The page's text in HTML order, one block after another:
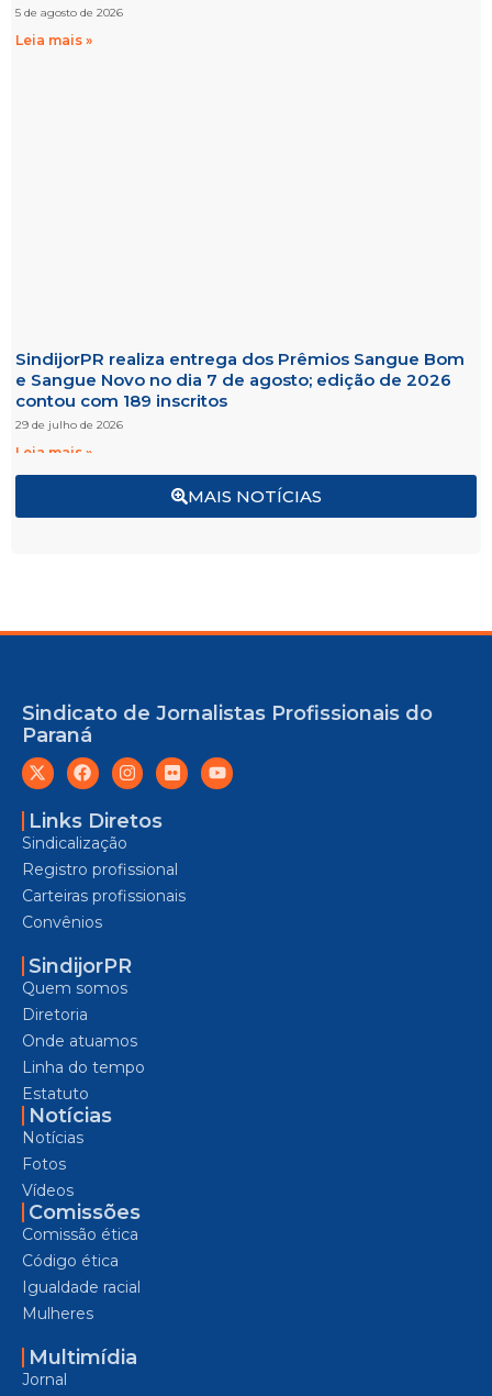
MAIS NOTÍCIAS
5 de agosto de 2026
Leia mais »
SindijorPR realiza entrega dos Prêmios Sangue Bom
e Sangue Novo no dia 7 de agosto; edição de 2026
contou com 189 inscritos
29 de julho de 2026
Leia mais »
Sindicato de Jornalistas Profissionais do
Paraná
Links Diretos
Sindicalização
Registro profissional
Carteiras profissionais
Convênios
SindijorPR
Quem somos
Diretoria
Onde atuamos
Linha do tempo
Estatuto
Notícias
Notícias
Fotos
Vídeos
Comissões
Comissão ética
Código ética
Igualdade racial
Mulheres
Multimídia
Jornal